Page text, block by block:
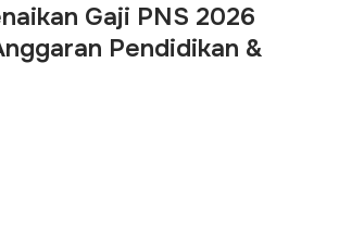
Gaji PNS 2026
Pendidikan &